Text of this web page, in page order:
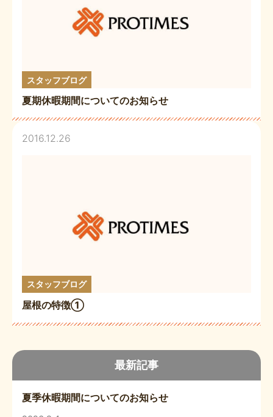
最新記事
夏季休暇期間についてのお知らせ
スタッフブログ
夏期休暇期間についてのお知らせ
2016.12.26
スタッフブログ
屋根の特徴①